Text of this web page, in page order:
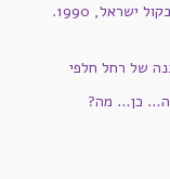
החומר הוא צלילים – יבשם עזגד בתוכנית "חוגה" בקול ישראל, 1990.
של רחל חלפי
כן… מה?